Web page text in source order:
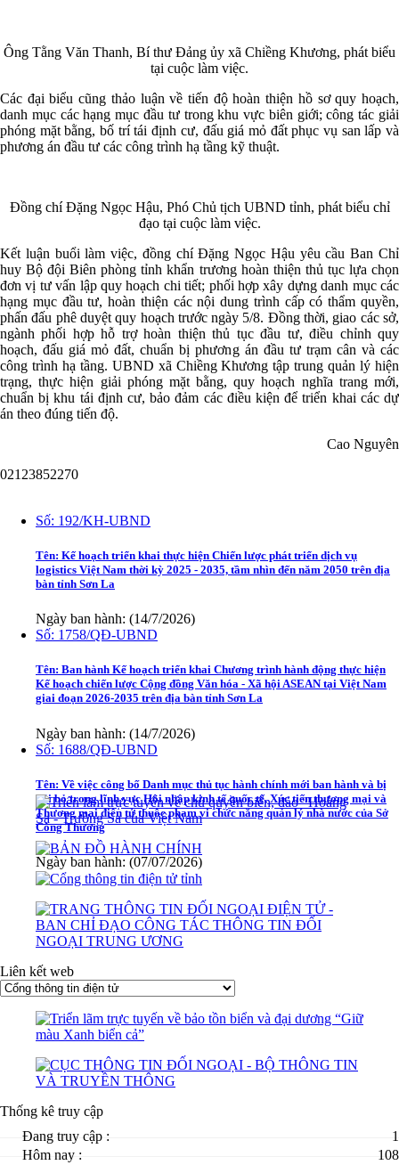
Ông Tằng Văn Thanh, Bí thư Đảng ủy xã Chiềng Khương, phát biểu
tại cuộc làm việc.
Các đại biểu cũng thảo luận về tiến độ hoàn thiện hồ sơ quy hoạch,
danh mục các hạng mục đầu tư trong khu vực biên giới; công tác giải
phóng mặt bằng, bố trí tái định cư, đấu giá mỏ đất phục vụ san lấp và
phương án đầu tư các công trình hạ tầng kỹ thuật.
Đồng chí Đặng Ngọc Hậu, Phó Chủ tịch UBND tỉnh, phát biểu chỉ
đạo tại cuộc làm việc.
Kết luận buổi làm việc, đồng chí Đặng Ngọc Hậu yêu cầu Ban Chỉ
huy Bộ đội Biên phòng tỉnh khẩn trương hoàn thiện thủ tục lựa chọn
đơn vị tư vấn lập quy hoạch chi tiết; phối hợp xây dựng danh mục các
hạng mục đầu tư, hoàn thiện các nội dung trình cấp có thẩm quyền,
phấn đấu phê duyệt quy hoạch trước ngày 5/8. Đồng thời, giao các sở,
ngành phối hợp hỗ trợ hoàn thiện thủ tục đầu tư, điều chỉnh quy
hoạch, đấu giá mỏ đất, chuẩn bị phương án đầu tư trạm cân và các
công trình hạ tầng. UBND xã Chiềng Khương tập trung quản lý hiện
trạng, thực hiện giải phóng mặt bằng, quy hoạch nghĩa trang mới,
chuẩn bị khu tái định cư, bảo đảm các điều kiện để triển khai các dự
án theo đúng tiến độ.
Cao Nguyên
02123852270
Số: 192/KH-UBND
Tên: Kế hoạch triển khai thực hiện Chiến lược phát triển dịch vụ
logistics Việt Nam thời kỳ 2025 - 2035, tầm nhìn đến năm 2050 trên địa
bàn tỉnh Sơn La
Ngày ban hành: (14/7/2026)
Số: 1758/QĐ-UBND
Tên: Ban hành Kế hoạch triển khai Chương trình hành động thực hiện
Kế hoạch chiến lược Cộng đồng Văn hóa - Xã hội ASEAN tại Việt Nam
giai đoạn 2026-2035 trên địa bàn tỉnh Sơn La
Ngày ban hành: (14/7/2026)
Số: 1688/QĐ-UBND
Tên: Về việc công bố Danh mục thủ tục hành chính mới ban hành và bị
bãi bỏ trong lĩnh vực Hội nhập kinh tế quốc tế, Xúc tiến thương mại và
Thương mại điện tử thuộc phạm vi chức năng quản lý nhà nước của Sở
Công Thương
Ngày ban hành: (07/07/2026)
Liên kết web
Thống kê truy cập
Đang truy cập :
1
Hôm nay :
108